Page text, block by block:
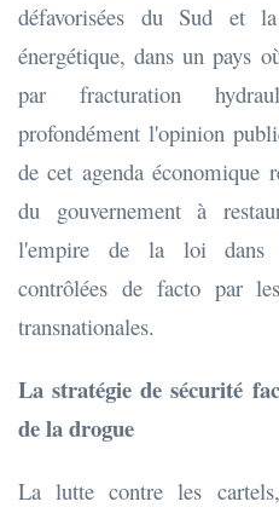
défavorisées du Sud et
énergétique, dans un pays
par fracturation
profondément l'opinion
de cet agenda économique
du gouvernement à
l'empire de la loi dans
contrôlées de facto par
transnationales.
La stratégie de sécurité
de la drogue
La lutte contre les